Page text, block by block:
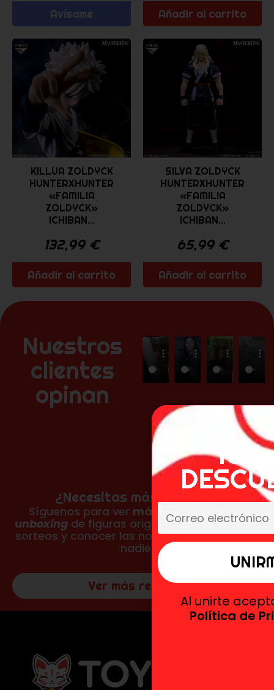
Avísame Añadir al carrito
KILLUA ZOLDYCK
HUNTERXHUNTER
«FAMILIA
ZOLDYCK»
ICHIBAN...
132,99 €
Añadir al carrito
SILVA ZOLDYCK
HUNTERXHUNTER
«FAMILIA
ZOLDYCK»
ICHIBAN...
65,99 €
Añadir al carrito
Nuestros
clientes
opinan
¿Necesitas más reseñas?
Síguenos para ver más fotos, vídeos y
unboxing de figuras originales, participar en
sorteos y conocer las novedades antes que
nadie.
Ver más reseñas
10%
Al unirte
Política de